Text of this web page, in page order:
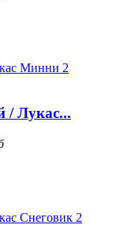
/ Лукас...